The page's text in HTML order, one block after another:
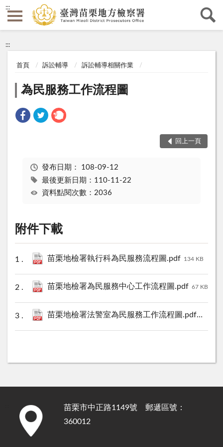
:::
:::
首頁 訴訟輔導 訴訟輔導相關作業
為民服務工作流程圖
回上一頁
發布日期： 108-09-12
最後更新日期：110-11-22
資料點閱次數：2036
附件下載
苗栗地檢署執行科為民服務流程圖.pdf 134 KB
苗栗地檢署為民服務中心工作流程圖.pdf 67 KB
苗栗地檢署法警室為民服務工作流程圖.pdf 40 KB
苗栗市中正路1149號 郵遞區號：
360012